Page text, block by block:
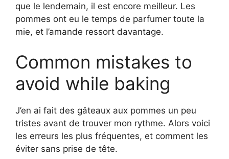
que le lendemain, il est encore meilleur. Les
pommes ont eu le temps de parfumer toute la
mie, et l’amande ressort davantage.
Common mistakes to
avoid while baking
J’en ai fait des gâteaux aux pommes un peu
tristes avant de trouver mon rythme. Alors voici
les erreurs les plus fréquentes, et comment les
éviter sans prise de tête.